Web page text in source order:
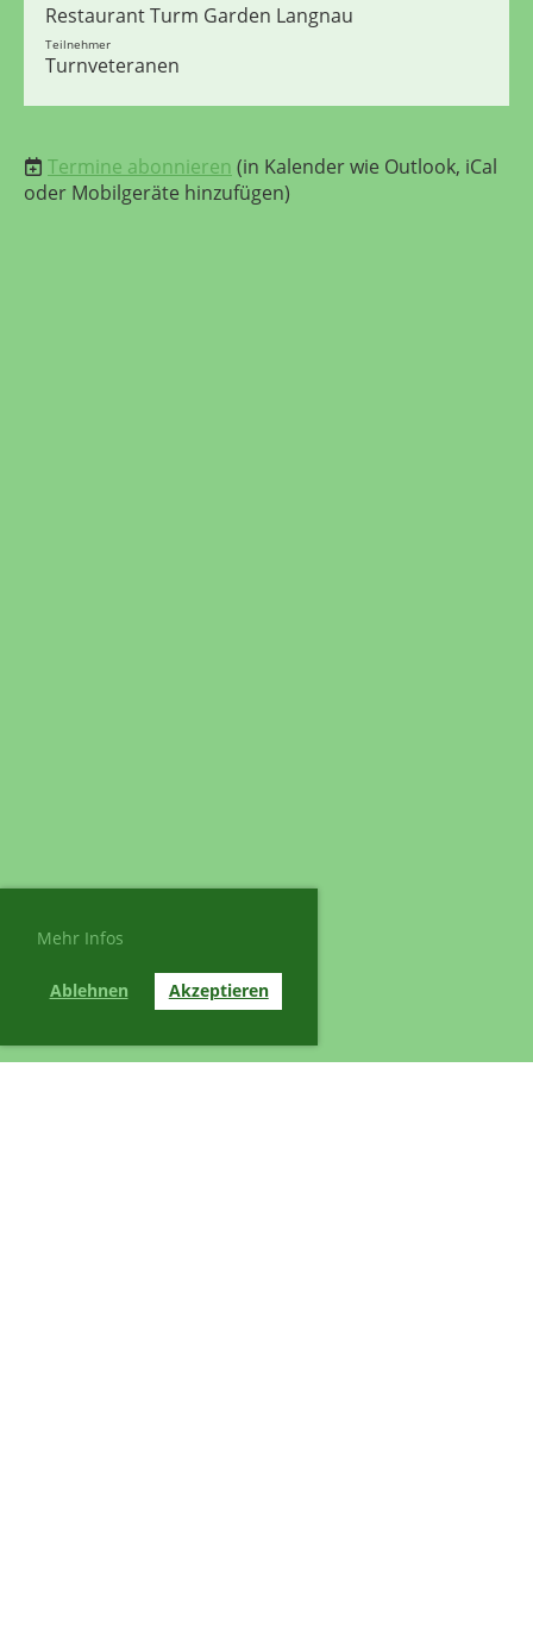
Mehr Infos
Ablehnen Akzeptieren
Restaurant Turm Garden Langnau
Teilnehmer
Turnveteranen
Termine abonnieren (in Kalender wie Outlook, iCal
oder Mobilgeräte hinzufügen)